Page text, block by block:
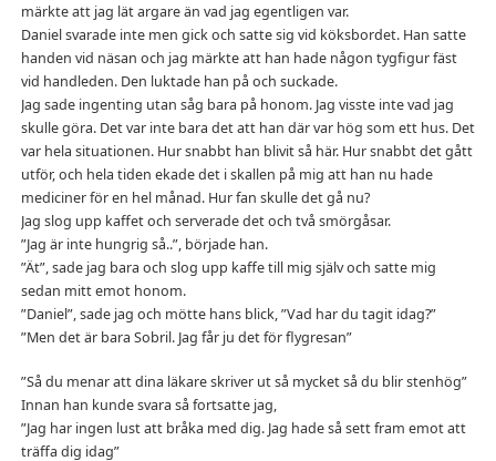
märkte att jag lät argare än vad jag egentligen var.
Daniel svarade inte men gick och satte sig vid köksbordet. Han satte
handen vid näsan och jag märkte att han hade någon tygfigur fäst
vid handleden. Den luktade han på och suckade.
Jag sade ingenting utan såg bara på honom. Jag visste inte vad jag
skulle göra. Det var inte bara det att han där var hög som ett hus. Det
var hela situationen. Hur snabbt han blivit så här. Hur snabbt det gått
utför, och hela tiden ekade det i skallen på mig att han nu hade
mediciner för en hel månad. Hur fan skulle det gå nu?
Jag slog upp kaffet och serverade det och två smörgåsar.
”Jag är inte hungrig så..”, började han.
”Ät”, sade jag bara och slog upp kaffe till mig själv och satte mig
sedan mitt emot honom.
”Daniel”, sade jag och mötte hans blick, ”Vad har du tagit idag?”
”Men det är bara Sobril. Jag får ju det för flygresan”
”Så du menar att dina läkare skriver ut så mycket så du blir stenhög”
Innan han kunde svara så fortsatte jag,
”Jag har ingen lust att bråka med dig. Jag hade så sett fram emot att
träffa dig idag”